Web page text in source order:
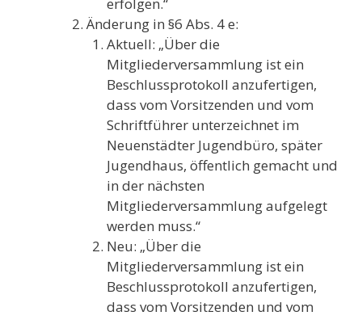
erfolgen.“
Änderung in §6 Abs. 4 e:
Aktuell: „Über die
Mitgliederversammlung ist ein
Beschlussprotokoll anzufertigen,
dass vom Vorsitzenden und vom
Schriftführer unterzeichnet im
Neuenstädter Jugendbüro, später
Jugendhaus, öffentlich gemacht und
in der nächsten
Mitgliederversammlung aufgelegt
werden muss.“
Neu: „Über die
Mitgliederversammlung ist ein
Beschlussprotokoll anzufertigen,
dass vom Vorsitzenden und vom